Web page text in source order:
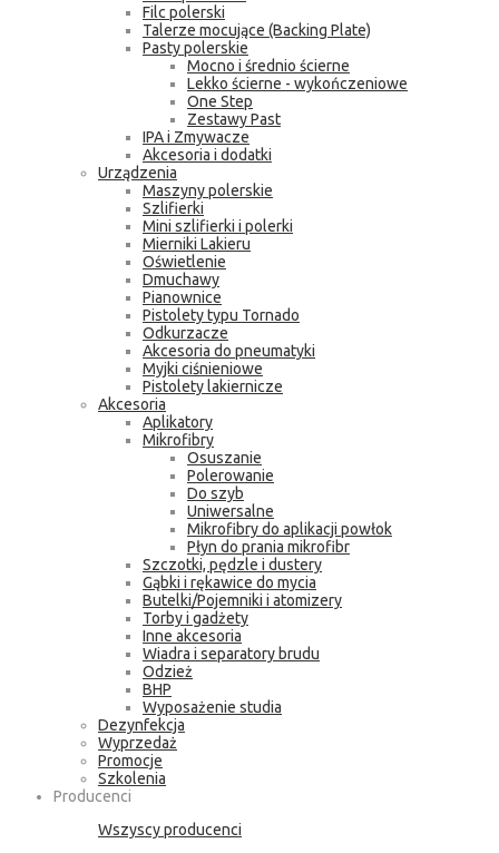
Filc polerski
Talerze mocujące (Backing Plate)
Pasty polerskie
Mocno i średnio ścierne
Lekko ścierne - wykończeniowe
One Step
Zestawy Past
IPA i Zmywacze
Akcesoria i dodatki
Urządzenia
Maszyny polerskie
Szlifierki
Mini szlifierki i polerki
Mierniki Lakieru
Oświetlenie
Dmuchawy
Pianownice
Pistolety typu Tornado
Odkurzacze
Akcesoria do pneumatyki
Myjki ciśnieniowe
Pistolety lakiernicze
Akcesoria
Aplikatory
Mikrofibry
Osuszanie
Polerowanie
Do szyb
Uniwersalne
Mikrofibry do aplikacji powłok
Płyn do prania mikrofibr
Szczotki, pędzle i dustery
Gąbki i rękawice do mycia
Butelki/Pojemniki i atomizery
Torby i gadżety
Inne akcesoria
Wiadra i separatory brudu
Odzież
BHP
Wyposażenie studia
Dezynfekcja
Wyprzedaż
Promocje
Szkolenia
Producenci
Wszyscy producenci